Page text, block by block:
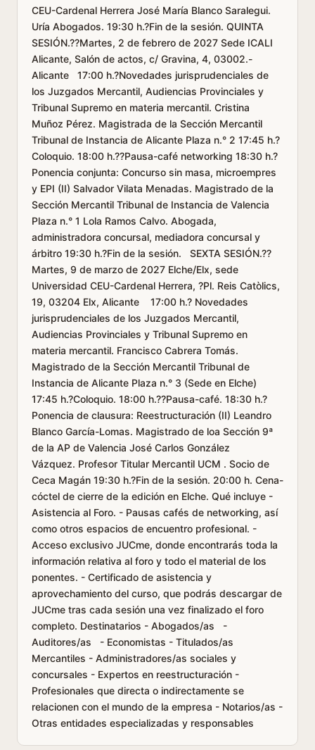
CEU-Cardenal Herrera José María Blanco Saralegui.
Uría Abogados. 19:30 h.?Fin de la sesión. QUINTA
SESIÓN.??Martes, 2 de febrero de 2027 Sede ICALI
Alicante, Salón de actos, c/ Gravina, 4, 03002.-
Alicante 17:00 h.?Novedades jurisprudenciales de
los Juzgados Mercantil, Audiencias Provinciales y
Tribunal Supremo en materia mercantil. Cristina
Muñoz Pérez. Magistrada de la Sección Mercantil
Tribunal de Instancia de Alicante Plaza n.° 2 17:45 h.?
Coloquio. 18:00 h.??Pausa-café networking 18:30 h.?
Ponencia conjunta: Concurso sin masa, microempres
y EPI (II) Salvador Vilata Menadas. Magistrado de la
Sección Mercantil Tribunal de Instancia de Valencia
Plaza n.° 1 Lola Ramos Calvo. Abogada,
administradora concursal, mediadora concursal y
árbitro 19:30 h.?Fin de la sesión. SEXTA SESIÓN.??
Martes, 9 de marzo de 2027 Elche/Elx, sede
Universidad CEU-Cardenal Herrera, ?Pl. Reis Catòlics,
19, 03204 Elx, Alicante 17:00 h.? Novedades
jurisprudenciales de los Juzgados Mercantil,
Audiencias Provinciales y Tribunal Supremo en
materia mercantil. Francisco Cabrera Tomás.
Magistrado de la Sección Mercantil Tribunal de
Instancia de Alicante Plaza n.° 3 (Sede en Elche)
17:45 h.?Coloquio. 18:00 h.??Pausa-café. 18:30 h.?
Ponencia de clausura: Reestructuración (II) Leandro
Blanco García-Lomas. Magistrado de loa Sección 9ª
de la AP de Valencia José Carlos González
Vázquez. Profesor Titular Mercantil UCM . Socio de
Ceca Magán 19:30 h.?Fin de la sesión. 20:00 h. Cena-
cóctel de cierre de la edición en Elche. Qué incluye -
Asistencia al Foro. - Pausas cafés de networking, así
como otros espacios de encuentro profesional. -
Acceso exclusivo JUCme, donde encontrarás toda la
información relativa al foro y todo el material de los
ponentes. - Certificado de asistencia y
aprovechamiento del curso, que podrás descargar de
JUCme tras cada sesión una vez finalizado el foro
completo. Destinatarios - Abogados/as -
Auditores/as - Economistas - Titulados/as
Mercantiles - Administradores/as sociales y
concursales - Expertos en reestructuración -
Profesionales que directa o indirectamente se
relacionen con el mundo de la empresa - Notarios/as -
Otras entidades especializadas y responsables